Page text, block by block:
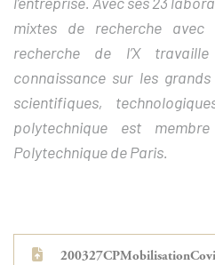
mixtes de recherche
recherche de l’X
connaissance sur les
scientifiques,
polytechnique est
Polytechnique de Paris.